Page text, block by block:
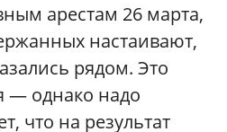
арестам 26 марта,
настаивают,
рядом. Это
— однако надо
что на результат